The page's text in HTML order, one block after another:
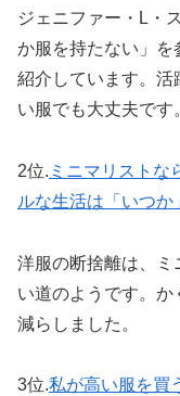
ジェニファー・L・
か服を持たない」を
紹介しています。活
い服でも大丈夫です
2位. ミニマリストな
ルな生活は「いつか
洋服の断捨離は、ミ
い道のようです。
減らしました。
3位.私が高い服を買